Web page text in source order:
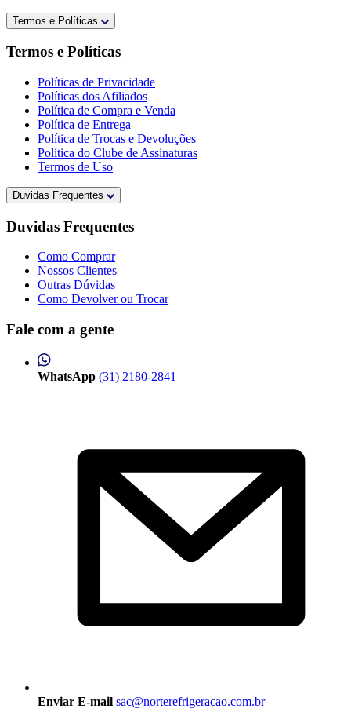
Termos e Políticas
Termos e Políticas
Políticas de Privacidade
Políticas dos Afiliados
Política de Compra e Venda
Política de Entrega
Política de Trocas e Devoluções
Política do Clube de Assinaturas
Termos de Uso
Duvidas Frequentes
Duvidas Frequentes
Como Comprar
Nossos Clientes
Outras Dúvidas
Como Devolver ou Trocar
Fale com a gente
WhatsApp (31) 2180-2841
Enviar E-mail sac@norterefrigeracao.com.br